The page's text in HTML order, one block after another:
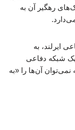
رهگیر آن به
ایرلند، به
شبکه دفاعی
آن‌ها را «به